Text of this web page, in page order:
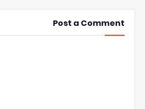
Post a Comment